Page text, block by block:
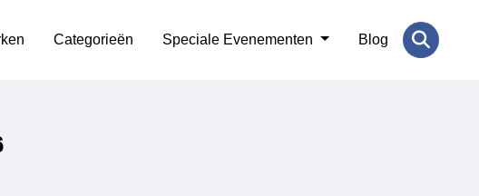
Categorieën Speciale Evenementen Blog